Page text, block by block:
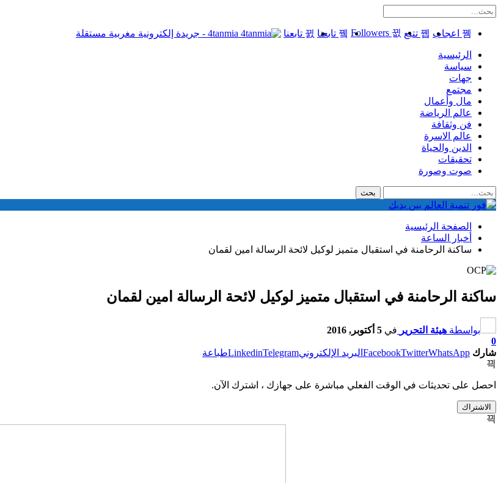
اعجاب تتبع تابعنا تابعنا 4tanmia - جريدة إلكترونية مغربية مستقلة
الرئيسية
سياسة
جهات
مجتمع
مال وأعمال
عالم الرياضة
فن وثقافة
عالم الاسرة
الدين والحياة
تحقيقات
صوت وصورة
الصفحة الرئيسية
أخبار الساعة
ساكنة الرحامنة في استقبال متميز لوكيل لائحة الرسالة امين لقمان
ساكنة الرحامنة في استقبال متميز لوكيل لائحة الرسالة امين لقمان
بواسطة هيئة التحرير في 5 أكتوبر, 2016
0
شارك
FacebookTwitterWhatsApp البريد الإلكتروني LinkedinTelegram طباعة
احصل على تحديثات في الوقت الفعلي مباشرة على جهازك ، اشترك الآن.
الاشتراك